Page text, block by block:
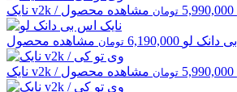
نایک 5,990,000 تومان مشاهده محصول
دانک لو 6,190,000 تومان مشاهده محصول
نایک 5,990,000 تومان مشاهده محصول